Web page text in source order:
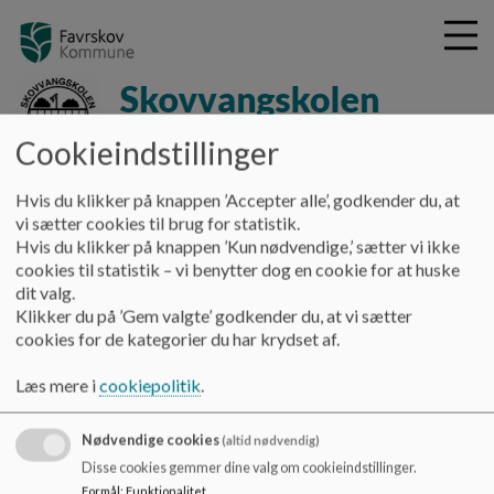
i
skovvangskolen-hammel
Skolens afdelinger Klub
Klub
Fritidsklubben i Hammel Fritidscenter er et klubtilbud for
år.
Hammel fritidscenter omtales i daglig tale som "Gården", og
er en del af Ungdomsskolen i Favrskov.
Cookieindstillinger
Hvis du klikker på knappen ’Accepter alle’, godkender du, at
vi sætter cookies til brug for statistik.
Hvis du klikker på knappen ’Kun nødvendige,’ sætter vi ikke
cookies til statistik – vi benytter dog en cookie for at huske
dit valg.
Klikker du på ’Gem valgte’ godkender du, at vi sætter
cookies for de kategorier du har krydset af.
Læs mere icookiepolitik.
Nødvendige cookies(altid nødvendig)
Disse cookies gemmer dine valg om cookieindstillinger.
Formål: Funktionalitet